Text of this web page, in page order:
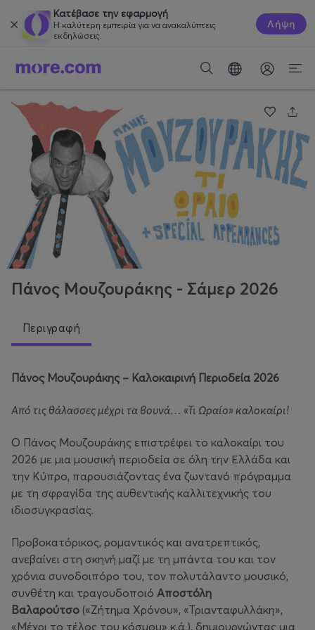
Κατέβασε την εφαρμογή
Η καλύτερη εμπειρία για να ανακαλύπτεις
εκδηλώσεις.
Λήψη
Πάνος Μουζουράκης - Σάμερ 2026
Περιγραφή
Πάνος Μουζουράκης – Καλοκαιρινή Περιοδεία 2026
Από τις θάλασσες μέχρι τα βουνά… «Τι Ωραίο» καλοκαίρι!
Ο Πάνος Μουζουράκης επιστρέφει το καλοκαίρι του
2026 με μια μουσική περιοδεία σε όλη την Ελλάδα και
την Κύπρο, παρουσιάζοντας ένα ζωντανό πρόγραμμα
με τη σφραγίδα της αυθεντικής καλλιτεχνικής του
ιδιοσυγκρασίας.
Προβοκατόρικος, ρομαντικός και ανατρεπτικός,
ανεβαίνει στη σκηνή μαζί με τη μπάντα του και τον
χρόνια συνοδοιπόρο του, τον πολυτάλαντο μουσικό,
συνθέτη και τραγουδοποιό Αποστόλη
Βαλαρούτσο («Ζήτημα Χρόνου», «Τριανταφυλλάκη»,
«Μέχρι το τέλος του κόσμου» κ.ά.), δημιουργώντας μια